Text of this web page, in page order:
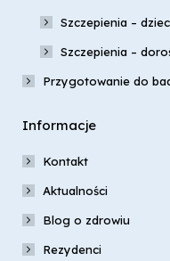
Szczepienia –
Szczepienia –
Przygotowanie do
Informacje
Kontakt
Aktualności
Blog o zdrowiu
Rezydenci